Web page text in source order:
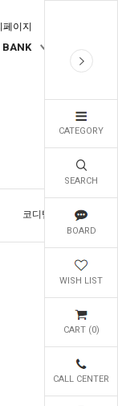
CATEGORY
SEARCH
BOARD
WISH LIST
CART (0)
CALL CENTER
페이지
BANK
코디템 오늘발송